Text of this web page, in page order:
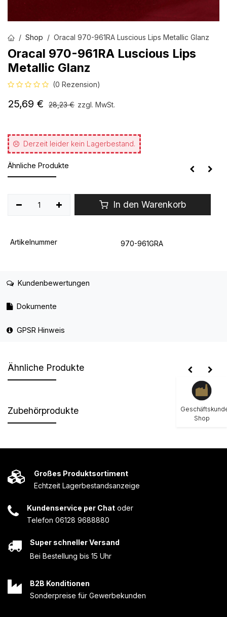
Shop Oracal 970-961RA Luscious Lips Metallic Glanz
Oracal 970-961RA Luscious Lips
Metallic Glanz
(0 Rezension)
25,69 € 28,23€ zzgl. MwSt.
Derzeit leider kein Lagerbestand.
Ähnliche Produkte
In den Warenkorb
Artikelnummer 970-961GRA
Kundenbewertungen
Dokumente
GPSR Hinweis
Ähnliche Produkte
Zubehörprodukte
Großes Produktsortiment
Echtzeit Lagerbestandsanzeige
Kundenservice per Chat oder
Telefon 06128 9688880
Super schneller Versand
Bei Bestellung bis 15 Uhr
B2B Konditionen
Sonderpreise für Gewerbekunden
Shop